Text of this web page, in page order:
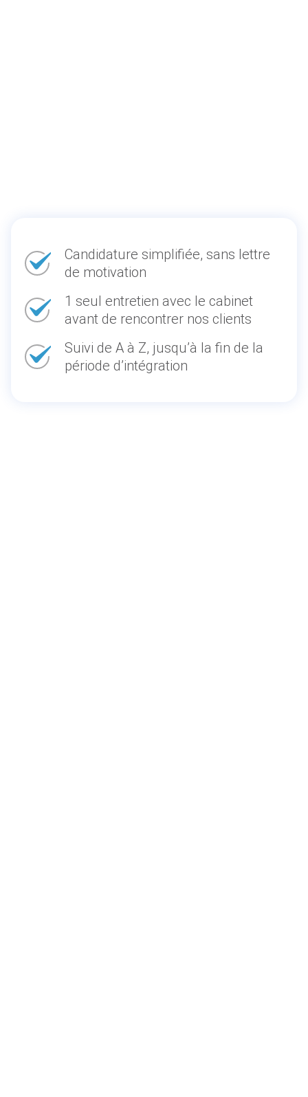
Candidature simplifiée, sans lettre
de motivation
1 seul entretien avec le cabinet
avant de rencontrer nos clients
Suivi de A à Z, jusqu’à la fin de la
période d’intégration